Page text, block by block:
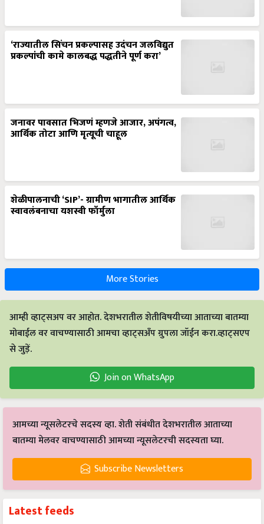
‘राज्यातील सिंचन प्रकल्पासह उदंचन जलविद्युत
प्रकल्पांची कामे कालबद्ध पद्धतीने पूर्ण करा’
जनावर पावसात भिजणं म्हणजे आजार, अपंगत्व,
आर्थिक तोटा आणि मृत्यूची चाहूल
शेळीपालनाची ‘SIP’- ग्रामीण भागातील आर्थिक
स्वावलंबनाचा यशस्वी फॉर्मुला
More Stories
आम्ही व्हाट्सअप वर आहोत. देशभरातील शेतीविषयीच्या आताच्या बातम्या
मोबाईल वर वाचण्यासाठी आमचा व्हाट्सअँप ग्रुपला जॉईन करा.व्हाट्सएप
से जुड़ें.
Join on WhatsApp
आमच्या न्यूसलेटरचे सदस्य व्हा. शेती संबंधीत देशभरातील आताच्या
बातम्या मेलवर वाचण्यासाठी आमच्या न्यूसलेटरची सदस्यता घ्या.
Subscribe Newsletters
Latest feeds